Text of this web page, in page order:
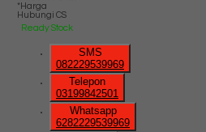
*Harga
Hubungi CS
Ready Stock
SMS
082229539969
Telepon
03199842501
Whatsapp
6282229539969